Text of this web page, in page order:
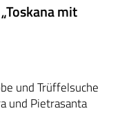
mit
und Trüffelsuche
und Pietrasanta